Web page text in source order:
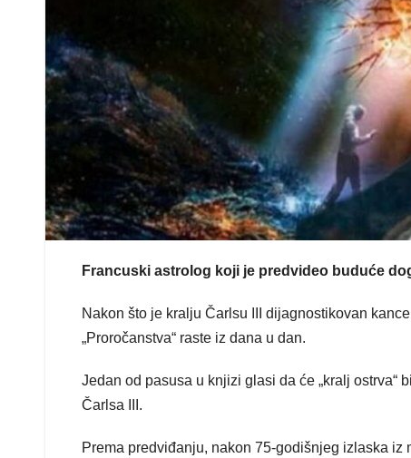
Francuski astrolog koji je predvideo buduće
Nakon što je kralju Čarlsu III dijagnostikovan
„Proročanstva“ raste iz dana u dan.
Jedan od pasusa u knjizi glasi da će „kralj ostrva“
Čarlsa III.
Prema predviđanju, nakon 75-godišnjeg izlaska